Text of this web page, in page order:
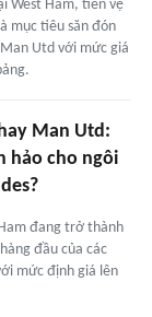
West Ham, tiền vệ
mục tiêu săn đón
Utd với mức giá
Man Utd:
hảo cho ngôi
đang trở thành
đầu của các
mức định giá lên